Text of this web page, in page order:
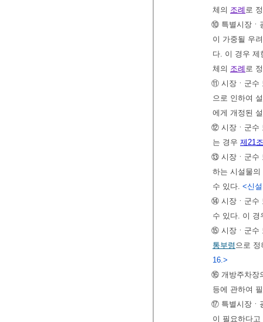
체의 조례 로
⑩ 특별시장ㆍ
이 가중될 우
다. 이 경우
체의 조례 로
⑪ 시장ㆍ군수
으로 인하여
에게 개정된
⑫ 시장ㆍ군수
는 경우 제21
⑬ 시장ㆍ군수
하는 시설물의
수 있다. <신
⑭ 시장ㆍ군수
수 있다. 이
⑮ 시장ㆍ군수
통부령 으로
16.>
⑯ 개방주차장
등에 관하여
⑰ 특별시장ㆍ
이 필요하다